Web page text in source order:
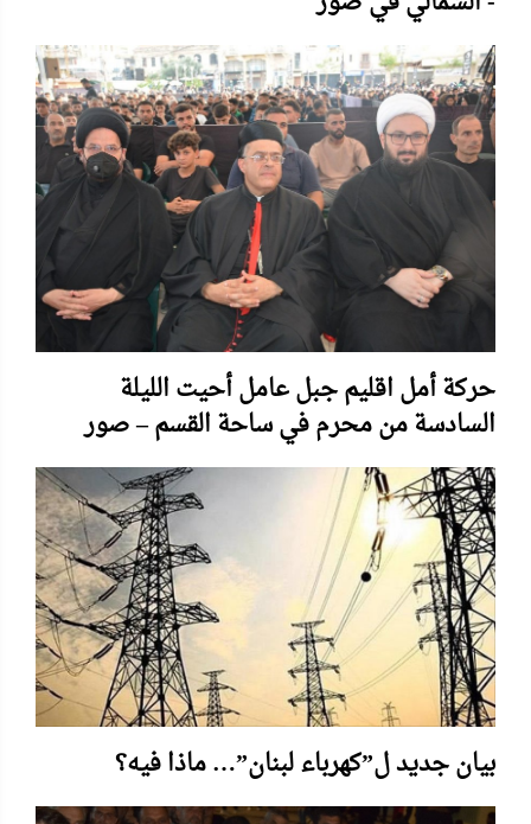
حركة أمل اقليم جبل عامل أحيت الليلة
السادسة من محرم في ساحة القسم – صور
بيان جديد ل”كهرباء لبنان”… ماذا فيه؟